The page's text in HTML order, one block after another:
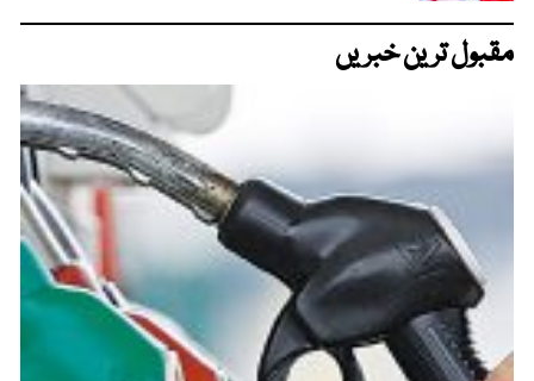
مقبول ترین خبریں